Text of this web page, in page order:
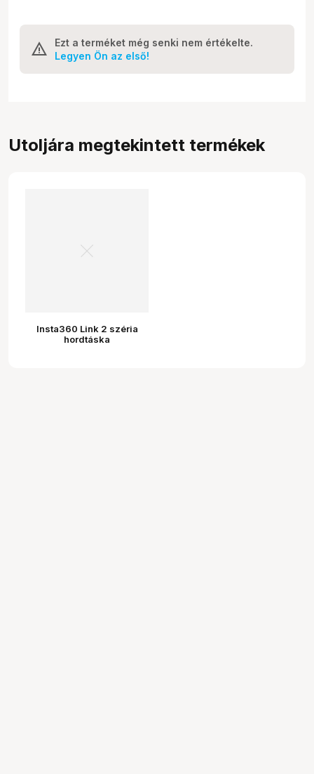
Ezt a terméket még senki nem értékelte.
Legyen Ön az első!
Utoljára megtekintett termékek
Insta360 Link 2 széria
hordtáska